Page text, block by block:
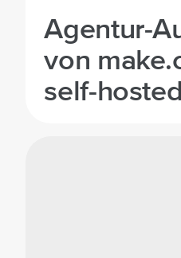
Agentur-
von
self-